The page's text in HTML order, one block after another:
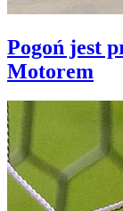
Pogoń jest
Motorem